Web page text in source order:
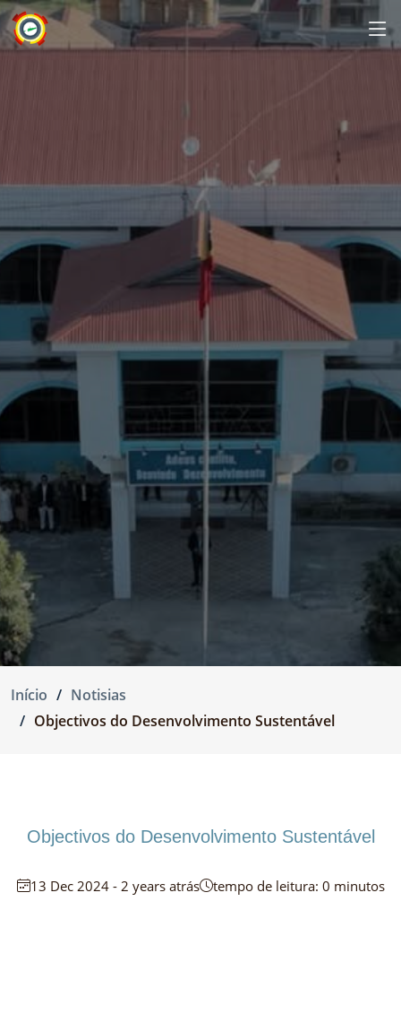
Início
Notisias
Objectivos do Desenvolvimento Sustentável
Objectivos do Desenvolvimento Sustentável
13 Dec 2024 - 2 years atrás tempo de leitura: 0 minutos